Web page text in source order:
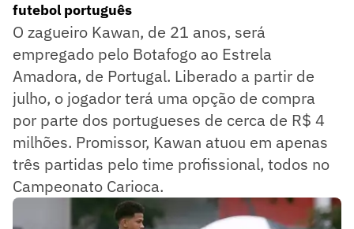
futebol português
O zagueiro Kawan, de 21 anos, será
empregado pelo Botafogo ao Estrela
Amadora, de Portugal. Liberado a partir de
julho, o jogador terá uma opção de compra
por parte dos portugueses de cerca de R$ 4
milhões. Promissor, Kawan atuou em apenas
três partidas pelo time profissional, todos no
Campeonato Carioca.